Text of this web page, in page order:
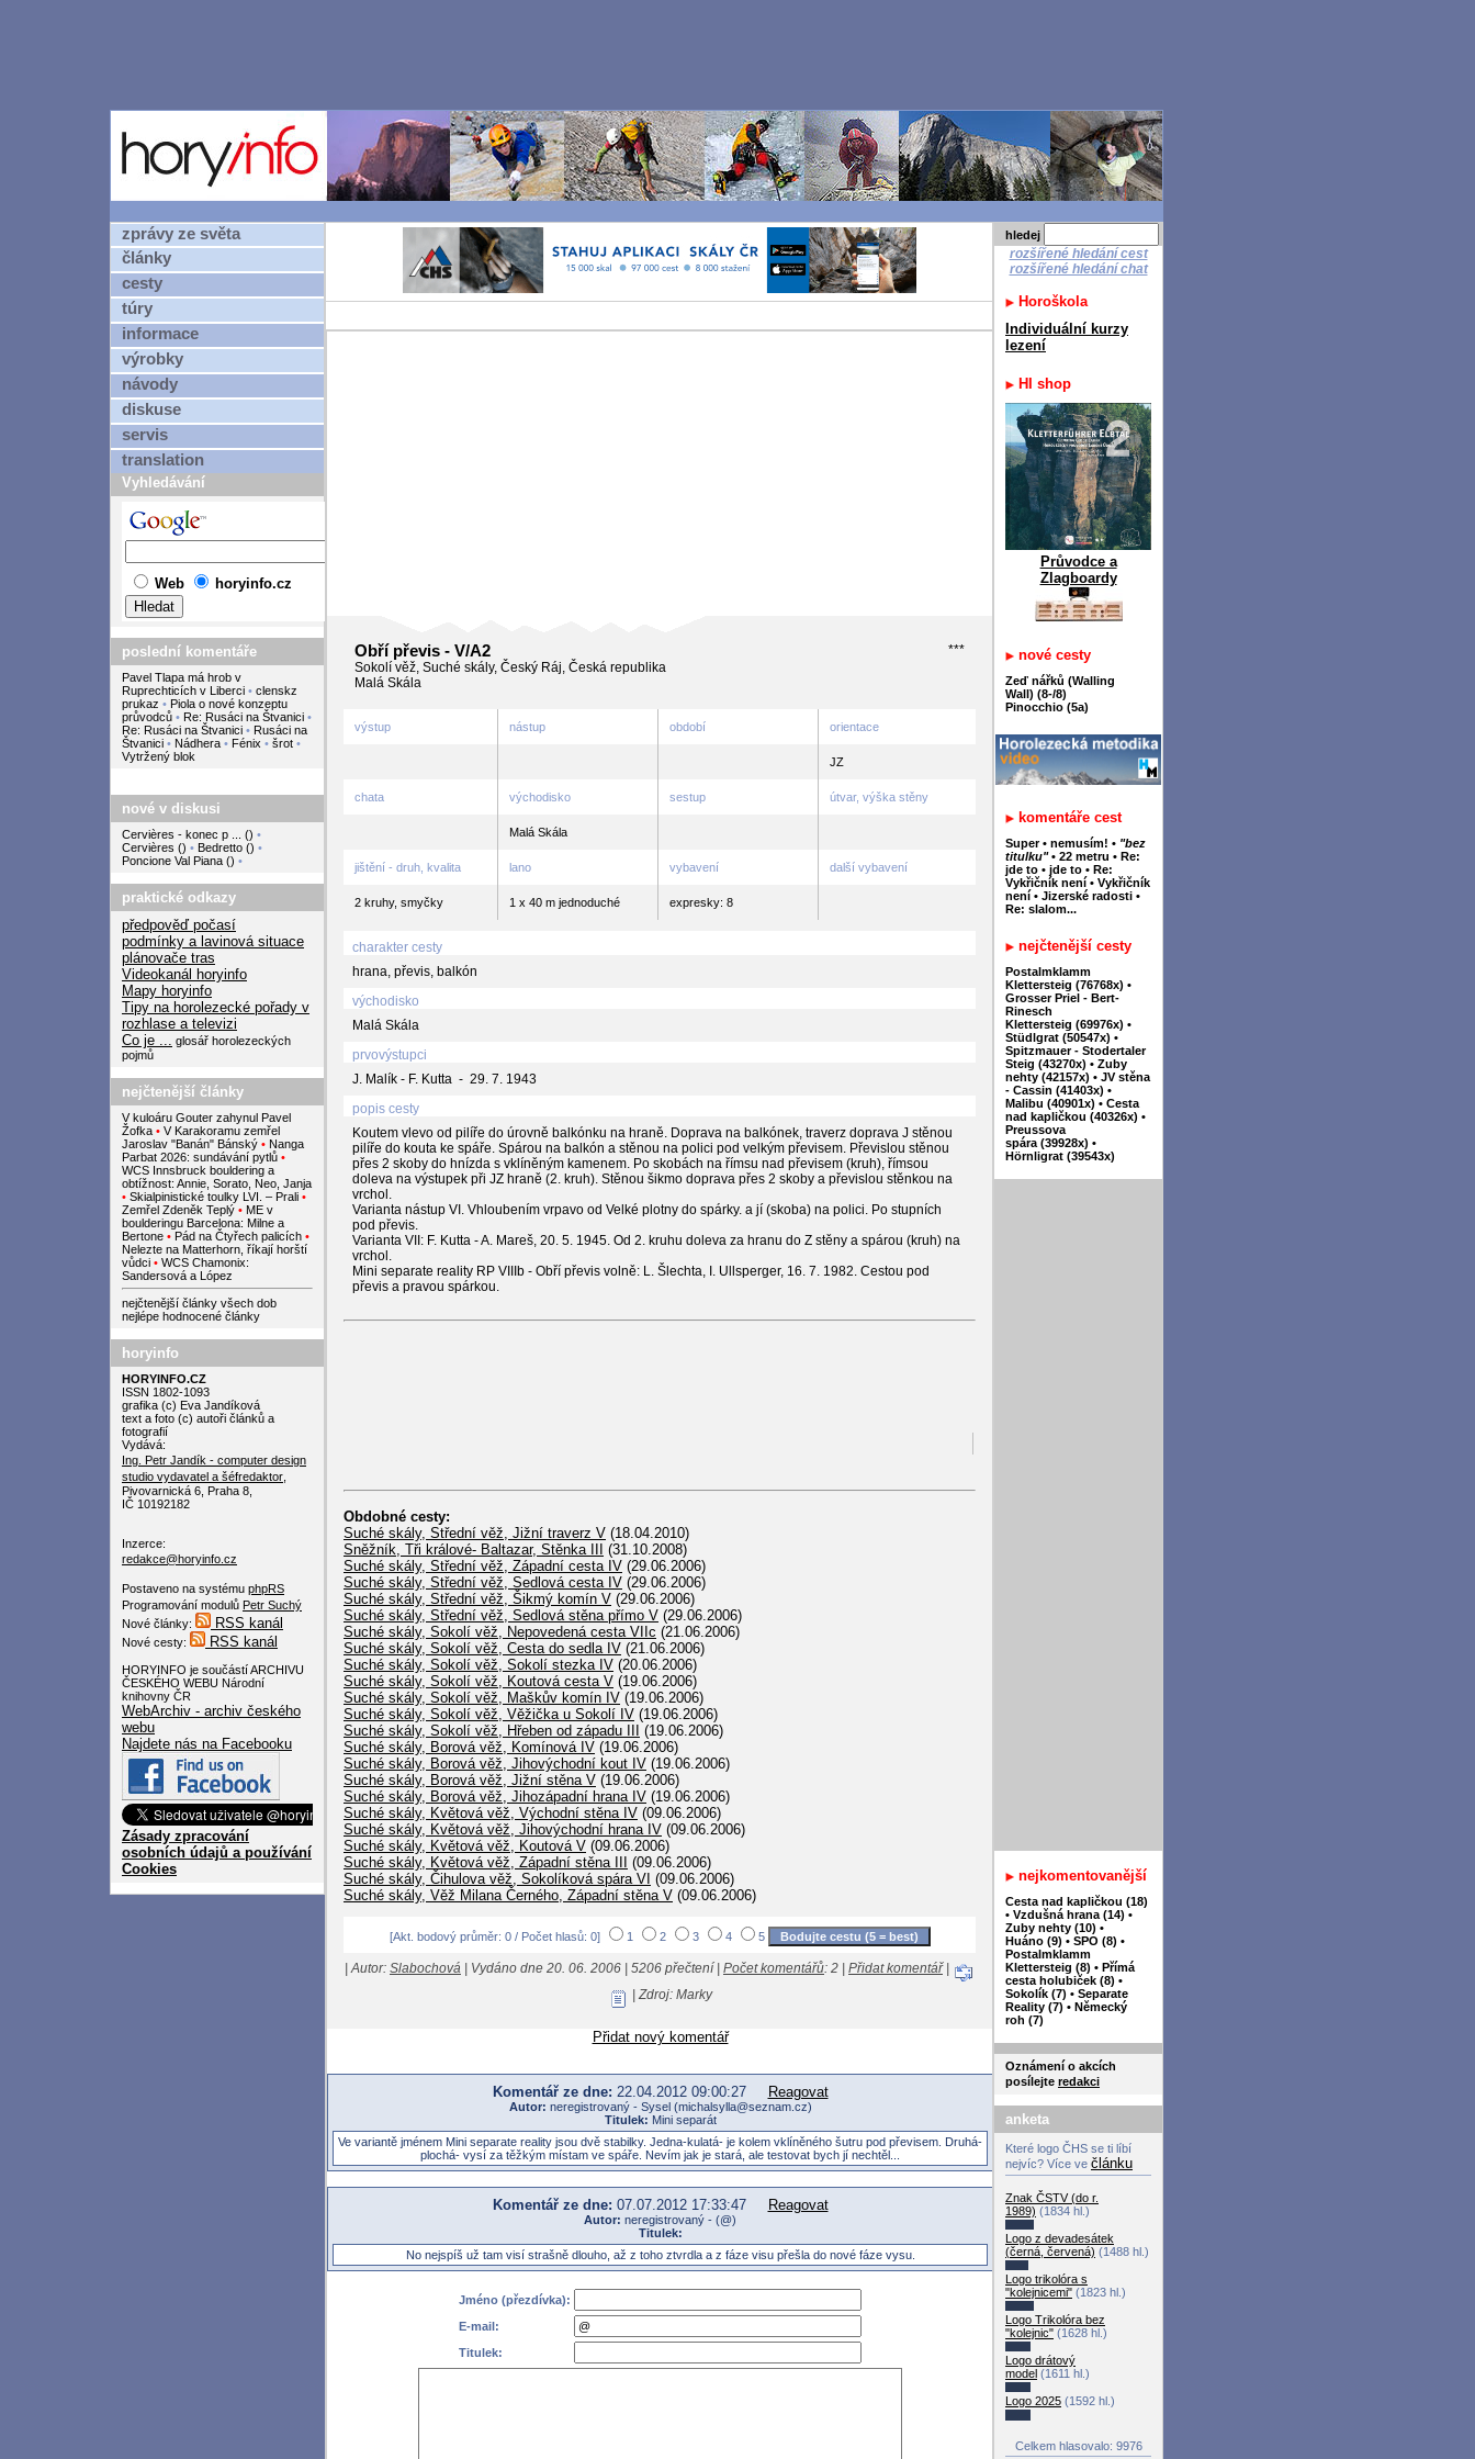
zprávy ze světa
články
cesty
túry
informace
výrobky
návody
diskuse
servis
translation
Vyhledávání
Web horyinfo.cz
poslední komentáře
Pavel Tlapa má hrob v
Ruprechticích v Liberci • clenskz
prukaz • Piola o nové konzeptu
průvodců • Re: Rusáci na Štvanici •
Re: Rusáci na Štvanici • Rusáci na
Štvanici • Nádhera • Fénix • šrot •
Vytržený blok
nové v diskusi
Cervières - konec p ... () •
Cervières () • Bedretto () •
Poncione Val Piana () •
praktické odkazy
předpověď počasí
podmínky a lavinová situace
plánovače tras
Videokanál horyinfo
Mapy horyinfo
Tipy na horolezecké pořady v
rozhlase a televizi
Co je ... glosář horolezeckých
pojmů
nejčtenější články
V kuloáru Gouter zahynul Pavel
Žofka • V Karakoramu zemřel
Jaroslav "Banán" Bánský • Nanga
Parbat 2026: sundávání pytlů •
WCS Innsbruck bouldering a
obtížnost: Annie, Sorato, Neo, Janja
• Skialpinistické toulky LVI. – Prali •
Zemřel Zdeněk Teplý • ME v
boulderingu Barcelona: Milne a
Bertone • Pád na Čtyřech palicích •
Nelezte na Matterhorn, říkají horští
vůdci • WCS Chamonix:
Sandersová a López
nejčtenější články všech dob
nejlépe hodnocené články
horyinfo
HORYINFO.CZ
ISSN 1802-1093
grafika (c) Eva Jandíková
text a foto (c) autoři článků a
fotografií
Vydává:
Ing. Petr Jandík - computer design
studio vydavatel a šéfredaktor
Pivovarnická 6, Praha 8,
IČ 10192182
Inzerce:
redakce@horyinfo.cz
Postaveno na systému phpRS
Programování modulů Petr Suchý
Nové články:
RSS kanál
Nové cesty: RSS kanál
HORYINFO je součástí ARCHIVU
ČESKÉHO WEBU Národní
knihovny ČR
WebArchiv - archiv českého
webu
Najdete nás na Facebooku
Zásady zpracování
osobních údajů a používání
Cookies
***
Obří převis - V/A2
Sokolí věž, Suché skály, Český Ráj, Česká republika
Malá Skála
výstup nástup období orientace
JZ
chata východisko sestup útvar, výška stěny
Malá Skála
jištění - druh, kvalita lano vybavení další vybavení
2 kruhy, smyčky 1 x 40 m jednoduché expresky: 8
charakter cesty
hrana, převis, balkón
východisko
Malá Skála
prvovýstupci
J. Malík - F. Kutta - 29. 7. 1943
popis cesty
Koutem vlevo od pilíře do úrovně balkónku na hraně. Doprava na balkónek, traverz doprava J stěnou
pilíře do kouta ke spáře. Spárou na balkón a stěnou na polici pod velkým převisem. Převislou stěnou
přes 2 skoby do hnízda s vklíněným kamenem. Po skobách na římsu nad převisem (kruh), římsou
doleva na výstupek při JZ hraně (2. kruh). Stěnou šikmo doprava přes 2 skoby a převislou stěnkou na
vrchol.
Varianta nástup VI. Vhloubením vrpavo od Velké plotny do spárky. a jí (skoba) na polici. Po stupních
pod převis.
Varianta VII: F. Kutta - A. Mareš, 20. 5. 1945. Od 2. kruhu doleva za hranu do Z stěny a spárou (kruh) na
vrchol.
Mini separate reality RP VIIIb - Obří převis volně: L. Šlechta, I. Ullsperger, 16. 7. 1982. Cestou pod
převis a pravou spárkou.
Obdobné cesty:
Suché skály, Střední věž, Jižní traverz V (18.04.2010)
Sněžník, Tři králové- Baltazar, Stěnka III
(31.10.2008)
Suché skály, Střední věž, Západní cesta IV (29.06.2006)
Suché skály, Střední věž, Sedlová cesta IV (29.06.2006)
Suché skály, Střední věž, Šikmý komín V (29.06.2006)
Suché skály, Střední věž, Sedlová stěna přímo V (29.06.2006)
Suché skály, Sokolí věž, Nepovedená cesta VIIc (21.06.2006)
Suché skály, Sokolí věž, Cesta do sedla IV (21.06.2006)
Suché skály, Sokolí věž, Sokolí stezka IV (20.06.2006)
Suché skály, Sokolí věž, Koutová cesta V (19.06.2006)
Suché skály, Sokolí věž, Maškův komín IV (19.06.2006)
Suché skály, Sokolí věž, Věžička u Sokolí IV (19.06.2006)
Suché skály, Sokolí věž, Hřeben od západu III
(19.06.2006)
Suché skály, Borová věž, Komínová IV (19.06.2006)
Suché skály, Borová věž, Jihovýchodní kout IV (19.06.2006)
Suché skály, Borová věž, Jižní stěna V (19.06.2006)
Suché skály, Borová věž, Jihozápadní hrana IV (19.06.2006)
Suché skály, Květová věž, Východní stěna IV (09.06.2006)
Suché skály, Květová věž, Jihovýchodní hrana IV (09.06.2006)
Suché skály, Květová věž, Koutová V (09.06.2006)
Suché skály, Květová věž, Západní stěna III
(09.06.2006)
Suché skály, Čihulova věž, Sokolíková spára VI (09.06.2006)
Suché skály, Věž Milana Černého, Západní stěna V (09.06.2006)
[Akt. bodový průměr: 0 / Počet hlasů: 0] 1 2 3 4 5
| Autor: Slabochová | Vydáno dne 20. 06. 2006 | 5206 přečtení | Počet komentářů: 2 | Přidat komentář|
| Zdroj: Marky
Přidat nový komentář
Komentář ze dne: 22.04.2012 09:00:27 Reagovat
Autor: neregistrovaný - Sysel (michalsylla@seznam.cz)
Titulek: Mini separát
Ve variantě jménem Mini separate reality jsou dvě stabilky. Jedna-kulatá- je kolem vklíněného šutru pod převisem. Druhá-
plochá- vysí za těžkým místam ve spáře. Nevím jak je stará, ale testovat bych jí nechtěl...
Komentář ze dne: 07.07.2012 17:33:47 Reagovat
Autor: neregistrovaný - (@)
Titulek:
No nejspíš už tam visí strašně dlouho, až z toho ztvrdla a z fáze visu přešla do nové fáze vysu.
Jméno (přezdívka):
E-mail:
Titulek:
hledej
rozšířené hledání cest
rozšířené hledání chat
Horoškola
Individuální kurzy
lezení
HI shop
Průvodce a
Zlagboardy
nové cesty
Zeď nářků (Walling
Wall) (8-/8)
Pinocchio (5a)
komentáře cest
Super • nemusím! • "bez
titulku" • 22 metru • Re:
jde to • jde to • Re:
Vykřičník není • Vykřičník
není • Jizerské radosti •
Re: slalom...
nejčtenější cesty
Postalmklamm
Klettersteig (76768x) •
Grosser Priel - Bert-
Rinesch
Klettersteig (69976x) •
Stüdlgrat (50547x) •
Spitzmauer - Stodertaler
Steig (43270x) • Zuby
nehty (42157x) • JV stěna
- Cassin (41403x) •
Malibu (40901x) • Cesta
nad kapličkou (40326x) •
Preussova
spára (39928x) •
Hörnligrat (39543x)
nejkomentovanější
Cesta nad kapličkou (18)
• Vzdušná hrana (14) •
Zuby nehty (10) •
Huáno (9) • SPO (8) •
Postalmklamm
Klettersteig (8) • Přímá
cesta holubiček (8) •
Sokolík (7) • Separate
Reality (7) • Německý
roh (7)
Oznámení o akcích
posílejte redakci
anketa
Které logo ČHS se ti líbí
nejvíc? Více ve článku
Znak ČSTV (do r.
1989) (1834 hl.)
Logo z devadesátek
(černá, červená) (1488 hl.)
Logo trikolóra s
"kolejnicemi" (1823 hl.)
Logo Trikolóra bez
"kolejnic" (1628 hl.)
Logo drátový
model (1611 hl.)
Logo 2025 (1592 hl.)
Celkem hlasovalo: 9976